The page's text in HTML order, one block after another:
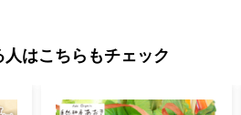
はこちらもチェック